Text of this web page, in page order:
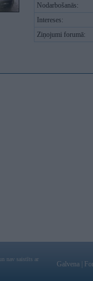
Nodarbošanās:
Intereses:
Ziņojumi forumā:
nav saistīts ar
Galvena